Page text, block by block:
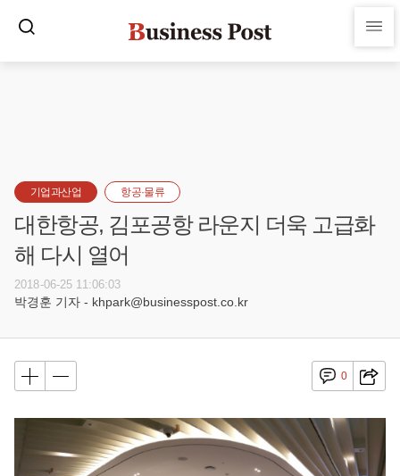
기업과산업 항공·물류
대한항공, 김포공항 라운지 더욱 고급화
해 다시 열어
2018-06-25 11:06:03
박경훈 기자 - khpark@businesspost.co.kr
0